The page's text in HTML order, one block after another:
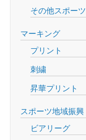
その他スポーツ
マーキング
プリント
刺繍
昇華プリント
スポーツ地域振興
ビアリーグ